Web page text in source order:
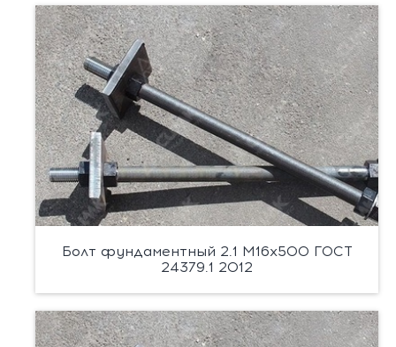
Болт фундаментный 2.1 М16х500 ГОСТ
24379.1 2012